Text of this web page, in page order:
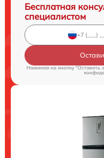
Бесплатная
специалистом
Нажимая на кнопку "Оставить